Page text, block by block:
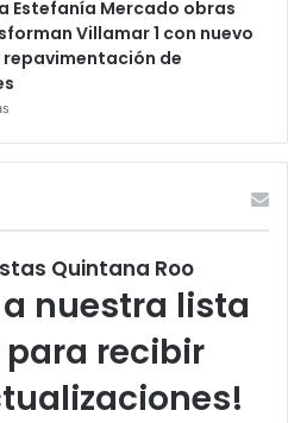
Estefanía Mercado obras
Villamar 1 con nuevo
repavimentación de
Quintana Roo
nuestra lista
para recibir